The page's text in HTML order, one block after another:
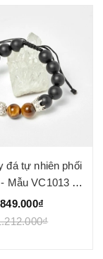
đá tự nhiên phối
Mẫu VC1013 -
Ngọc Quý
849.000₫